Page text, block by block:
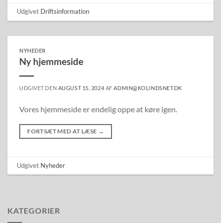
Udgivet Driftsinformation
NYHEDER
Ny hjemmeside
UDGIVET DEN AUGUST 15, 2024 AFADMIN@KOLINDSNET.DK
Vores hjemmeside er endelig oppe at køre igen.
FORTSÆT MED AT LÆSE →
Udgivet Nyheder
KATEGORIER